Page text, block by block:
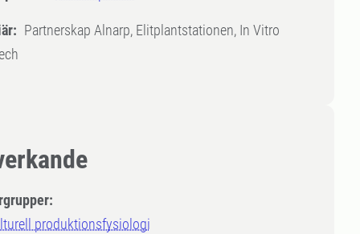
Partnerskap Alnarp, Elitplantstationen, In Vitro
produktionsfysiologi